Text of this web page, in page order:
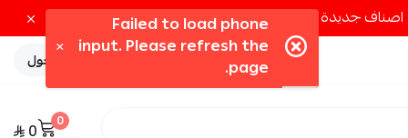
تسجيل الدخول
0
0